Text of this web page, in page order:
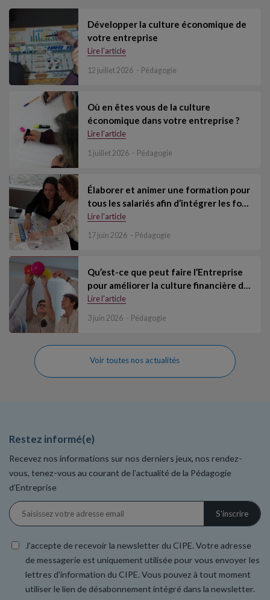
Développer la culture économique de
votre entreprise
Lire l'article
12 juillet 2026 Pédagogie
Où en êtes vous de la culture
économique dans votre entreprise ?
Lire l'article
1 juillet 2026 Pédagogie
Élaborer et animer une formation pour
tous les salariés afin d’intégrer les fo…
Lire l'article
17 juin 2026 Pédagogie
Qu’est-ce que peut faire l’Entreprise
pour améliorer la culture financière d…
Lire l'article
3 juin 2026 Pédagogie
Voir toutes nos actualités
Restez informé(e)
Recevez nos informations sur nos derniers jeux, nos rendez-
vous, tenez-vous au courant de l’actualité de la Pédagogie
d’Entreprise
J’accepte de recevoir la newsletter du CIPE. Votre adresse
de messagerie est uniquement utilisée pour vous envoyer les
lettres d'information du CIPE. Vous pouvez à tout moment
utiliser le lien de désabonnement intégré dans la newsletter.